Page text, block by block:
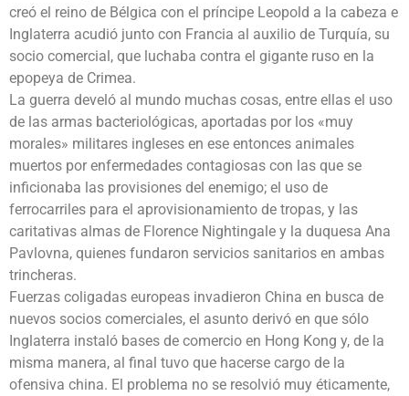
creó el reino de Bélgica con el príncipe Leopold a la cabeza e
Inglaterra acudió junto con Francia al auxilio de Turquía, su
socio comercial, que luchaba contra el gigante ruso en la
epopeya de Crimea.
La guerra develó al mundo muchas cosas, entre ellas el uso
de las armas bacteriológicas, aportadas por los «muy
morales» militares ingleses en ese entonces animales
muertos por enfermedades contagiosas con las que se
inficionaba las provisiones del enemigo; el uso de
ferrocarriles para el aprovisionamiento de tropas, y las
caritativas almas de Florence Nightingale y la duquesa Ana
Pavlovna, quienes fundaron servicios sanitarios en ambas
trincheras.
Fuerzas coligadas europeas invadieron China en busca de
nuevos socios comerciales, el asunto derivó en que sólo
Inglaterra instaló bases de comercio en Hong Kong y, de la
misma manera, al final tuvo que hacerse cargo de la
ofensiva china. El problema no se resolvió muy éticamente,